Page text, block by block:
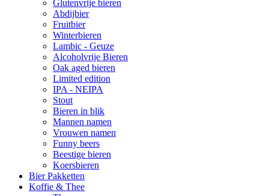
Glutenvrije bieren
Abdijbier
Fruitbier
Winterbieren
Lambic - Geuze
Alcoholvrije Bieren
Oak aged bieren
Limited edition
IPA - NEIPA
Stout
Bieren in blik
Mannen namen
Vrouwen namen
Funny beers
Beestige bieren
Koersbieren
Bier Pakketten
Koffie & Thee